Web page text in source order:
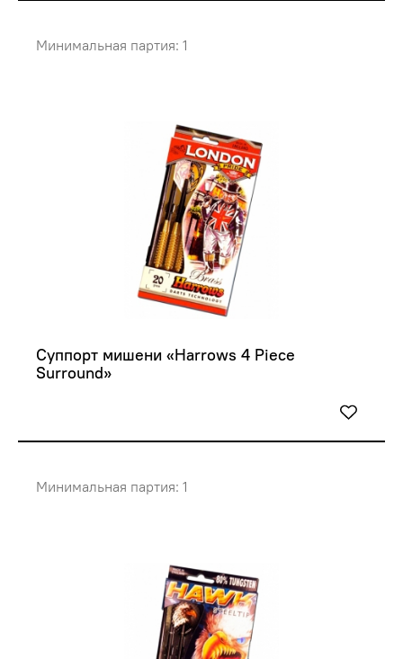
Минимальная партия: 1
Суппорт мишени «Harrows 4 Piece
Surround»
Минимальная партия: 1